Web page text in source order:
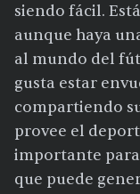
siendo fácil.
aunque haya
al mundo del
gusta estar
compartiendo
provee el
importante para
que puede